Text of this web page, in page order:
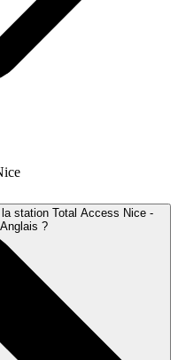
station Total Access Nice -
?